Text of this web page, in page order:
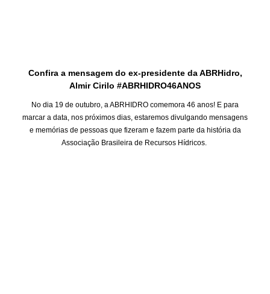
Confira a mensagem do ex-presidente da ABRHidro,
Almir Cirilo #ABRHIDRO46ANOS
No dia 19 de outubro, a ABRHIDRO comemora 46 anos! E para
marcar a data, nos próximos dias, estaremos divulgando mensagens
e memórias de pessoas que fizeram e fazem parte da história da
Associação Brasileira de Recursos Hídricos.